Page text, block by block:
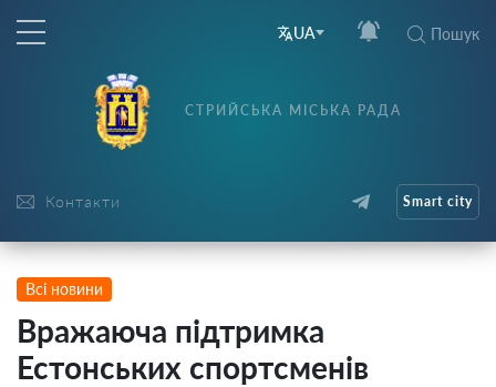
UA Пошук
Контакти
СТРИЙСЬКА МІСЬКА РАДА
Smart city
Всі новини
Вражаюча підтримка
Естонських спортсменів